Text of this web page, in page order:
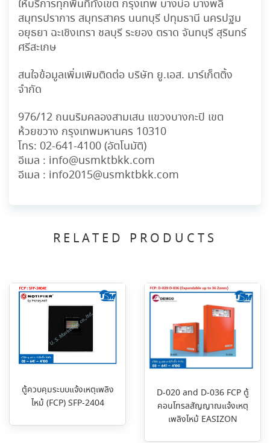
ให้บริการทุกพื้นที่ทั้งเขต กรุงเทพ บางบ่อ บางพลี
สมุทรปราการ สมุทรสาคร นนทบุรี ปทุมธานี นครปฐม
อยุธยา ฉะเชิงเทรา ชลบุรี ระยอง ตราด จันทบุรี สุรินทร์
ศรีสะเกษ
สนใจข้อมูลเพิ่มเพิมติดต่อ บริษัท ยู.เอส. มาร์เก็ตติ้ง
จำกัด
976/12 ถนนริมคลองสามเสน แขวงบางกะปิ เขต
ห้วยขวาง กรุงเทพมหานคร 10310
โทร: 02-641-4100(อัตโนมัติ)
อีเมล : info@usmktbkk.com
อีเมล : info2015@usmktbkk.com
RELATED PRODUCTS
ตู้ควบคุมระบบแจ้งเหตุเพลิง
ไหม้ (FCP) SFP-2404
D-020 and D-036 FCP ตู้
คอนโทรลสัญญาณแจ้งเหตุ
เพลิงไหม้ EASIZON